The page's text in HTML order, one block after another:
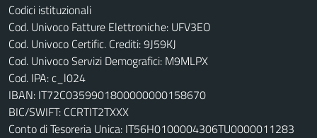
Codici istituzionali
Cod. Univoco Fatture Elettroniche: UFV3EO
Cod. Univoco Certific. Crediti: 9J59KJ
Cod. Univoco Servizi Demografici: M9MLPX
Cod. IPA: c_l024
IBAN: IT72C0359901800000000158670
BIC/SWIFT: CCRTIT2TXXX
Conto di Tesoreria Unica: IT56H0100004306TU0000011283